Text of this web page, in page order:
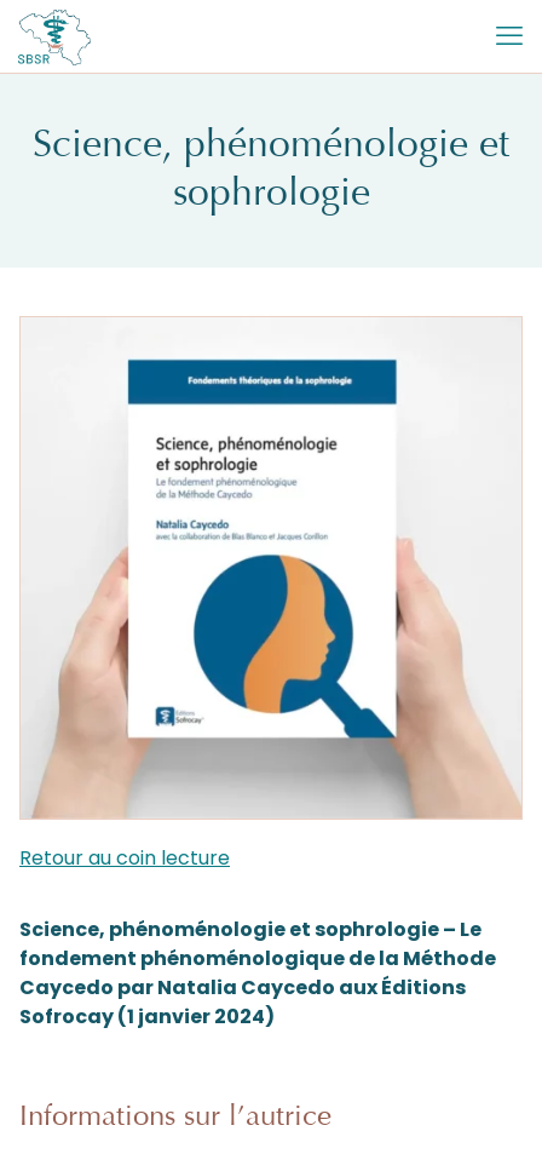
Science, phénoménologie et
sophrologie
Retour au coin lecture
Science, phénoménologie et sophrologie – Le
fondement phénoménologique de la Méthode
Caycedo par Natalia Caycedo aux Éditions
Sofrocay (1 janvier 2024)
Informations sur l’autrice